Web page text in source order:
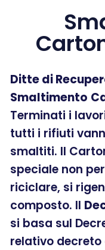
Ditte di
Smaltimento
Terminati i
tutti i rifiuti
smaltiti. Il
speciale non
riciclare, si
composto. Il
si basa sul
relativo